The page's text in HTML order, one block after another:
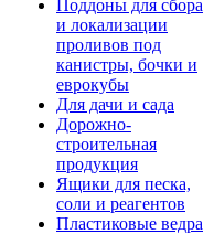
Поддоны для сбора
и локализации
проливов под
канистры, бочки и
еврокубы
Для дачи и сада
Дорожно-
строительная
продукция
Ящики для песка,
соли и реагентов
Пластиковые ведра